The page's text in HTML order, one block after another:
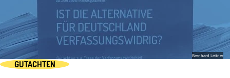
Bernhard Leitner
GUTACHTEN